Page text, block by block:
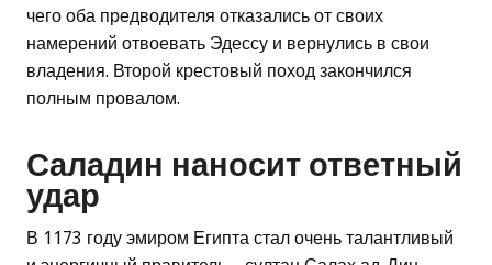
чего оба предводителя отказались от своих
намерений отвоевать Эдессу и вернулись в свои
владения. Второй крестовый поход закончился
полным провалом.
Саладин наносит ответный
удар
В 1173 году эмиром Египта стал очень талантливый